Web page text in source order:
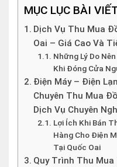
MỤC LỤC BÀI
Dịch Vụ Thu Mua
Oai – Giá Cao Và
Những Lý Do
Khi Đóng Cửa
Điện Máy – Điện
Chuyên Thu Mua
Dịch Vụ Chuyên
Lợi Ích Khi Bán
Hàng Cho Điện
Tại Quốc Oai
Quy Trình Thu Mua